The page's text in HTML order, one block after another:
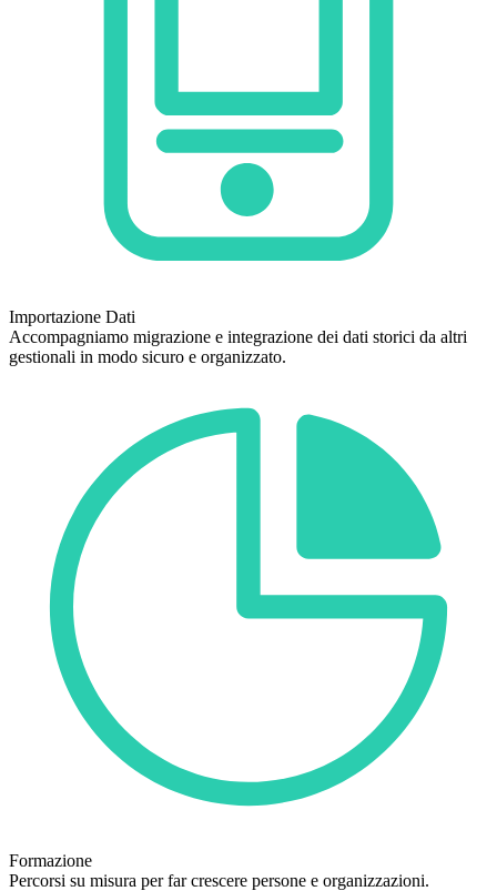
Importazione Dati
Accompagniamo migrazione e integrazione dei dati storici da altri
gestionali in modo sicuro e organizzato.
Formazione
Percorsi su misura per far crescere persone e organizzazioni.